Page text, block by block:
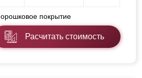
покрытие
Расчитать стоимость